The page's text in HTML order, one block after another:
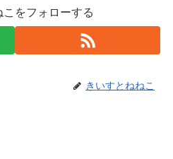
こをフォローする
きいすとねねこ